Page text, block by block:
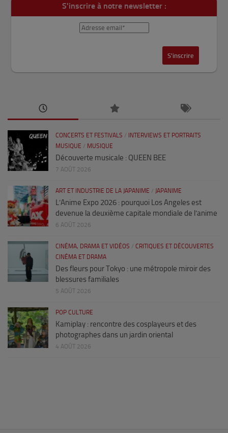
S'inscrire à notre newsletter :
CONCERTS ET FESTIVALS / INTERVIEWS ET PORTRAITS
MUSIQUE / MUSIQUE
Découverte musicale : QUEEN BEE
7 AOÛT 2026
ART ET INDUSTRIE DE LA JAPANIME / JAPANIME
L’Anime Expo 2026 : pourquoi Los Angeles est
devenue la deuxième capitale mondiale de l’anime
6 AOÛT 2026
CINÉMA, DRAMA ET VIDÉOS / CRITIQUES ET DÉCOUVERTES
CINÉMA ET DRAMA
Des fleurs pour Tokyo : une métropole miroir des
blessures familiales
5 AOÛT 2026
POP CULTURE
Kamiplay : rencontre des cosplayeurs et des
photographes dans un jardin oriental
4 AOÛT 2026